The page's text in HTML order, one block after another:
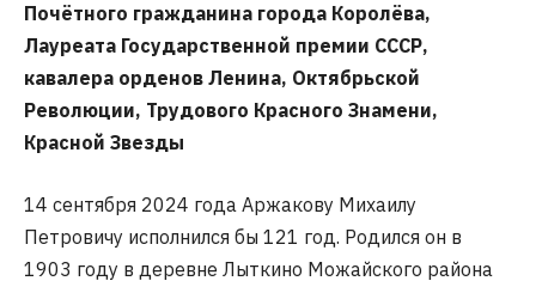
Почётного гражданина города Королёва,
Лауреата Государственной премии СССР,
кавалера орденов Ленина, Октябрьской
Революции, Трудового Красного Знамени,
Красной Звезды
14 сентября 2024 года Аржакову Михаилу
Петровичу исполнился бы 121 год. Родился он в
1903 году в деревне Лыткино Можайского района